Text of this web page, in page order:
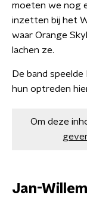
moeten we nog
inzetten bij het
waar Orange
lachen ze.
De band
hun optreden
Om deze
Jan-